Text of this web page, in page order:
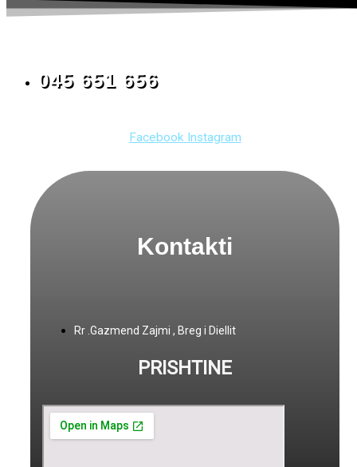
045 651 656
Facebook Instagram
Kontakti
Rr .Gazmend Zajmi , Breg i Diellit
PRISHTINE